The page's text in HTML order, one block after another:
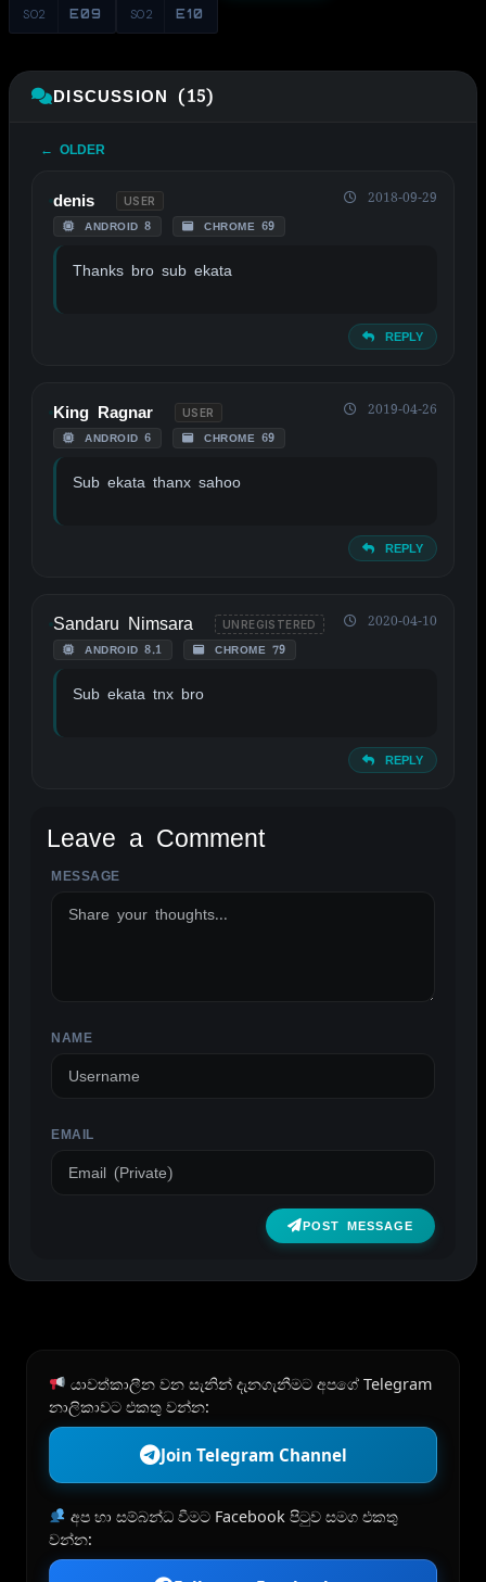
S02 E09 S02 E10
DISCUSSION (15)
← OLDER
denis USER
ANDROID 8 CHROME 69
2018-09-29
Thanks bro sub ekata
REPLY
King Ragnar USER
ANDROID 6 CHROME 69
2019-04-26
Sub ekata thanx sahoo
REPLY
Sandaru Nimsara UNREGISTERED
ANDROID 8.1 CHROME 79
2020-04-10
Sub ekata tnx bro
REPLY
Leave a Comment
MESSAGE
NAME
EMAIL
POST MESSAGE
ALTERNATIVE:
යාවත්කාලීන වන සැනින් දැනගැනීමට අපගේ Telegram
නාලිකාවට එකතු වන්න:
Join Telegram Channel
අප හා සම්බන්ධ වීමට Facebook පිටුව සමග එකතු
වන්න: